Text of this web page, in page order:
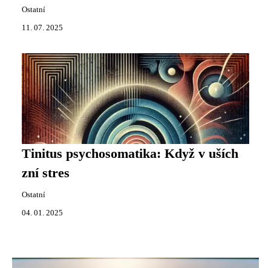
Ostatní
11. 07. 2025
Tinitus psychosomatika: Když v uších
zní stres
Ostatní
04. 01. 2025